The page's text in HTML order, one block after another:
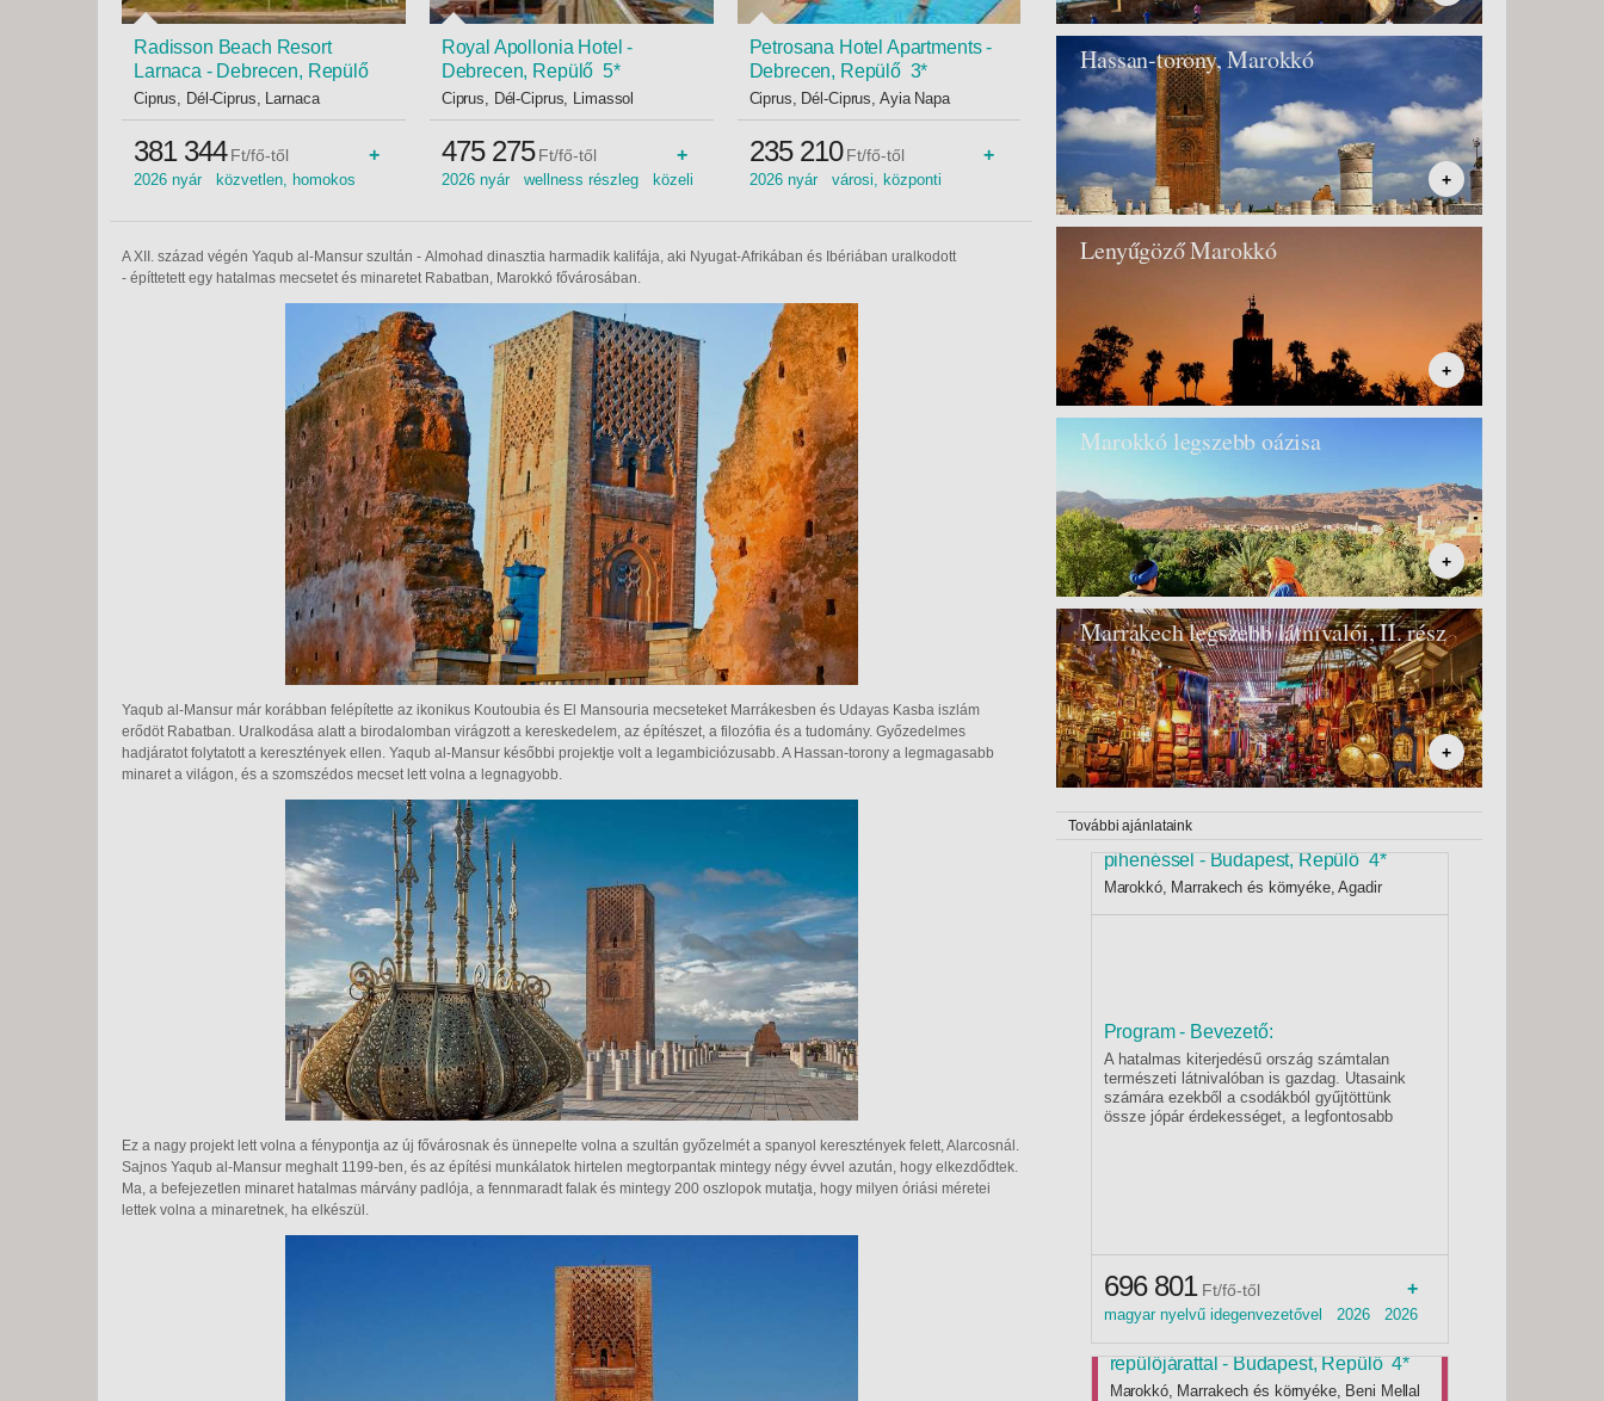
Radisson Beach Resort
Larnaca - Debrecen, Repülő
5*
Ciprus, Dél-Ciprus, Larnaca
381 344 Ft/fő-től +
2026 nyár közvetlen, homokos
Royal Apollonia Hotel -
Debrecen, Repülő 5*
Ciprus, Dél-Ciprus, Limassol
475 275 Ft/fő-től +
2026 nyár wellness részleg közeli
Petrosana Hotel Apartments -
Debrecen, Repülő 3*
Ciprus, Dél-Ciprus, Ayia Napa
235 210 Ft/fő-től +
2026 nyár városi, központi
A XII. század végén Yaqub al-Mansur szultán - Almohad dinasztia harmadik kalifája, aki Nyugat-Afrikában és Ibériában uralkodott
- építtetett egy hatalmas mecsetet és minaretet Rabatban, Marokkó fővárosában.
Yaqub al-Mansur már korábban felépítette az ikonikus Koutoubia és El Mansouria mecseteket Marrákesben és Udayas Kasba iszlám
erődöt Rabatban. Uralkodása alatt a birodalomban virágzott a kereskedelem, az építészet, a filozófia és a tudomány. Győzedelmes
hadjáratot folytatott a keresztények ellen. Yaqub al-Mansur későbbi projektje volt a legambiciózusabb. A Hassan-torony a legmagasabb
minaret a világon, és a szomszédos mecset lett volna a legnagyobb.
Ez a nagy projekt lett volna a fénypontja az új fővárosnak és ünnepelte volna a szultán győzelmét a spanyol keresztények felett, Alarcosnál.
Sajnos Yaqub al-Mansur meghalt 1199-ben, és az építési munkálatok hirtelen megtorpantak mintegy négy évvel azután, hogy elkezdődtek.
Ma, a befejezetlen minaret hatalmas márvány padlója, a fennmaradt falak és mintegy 200 oszlopok mutatja, hogy milyen óriási méretei
lettek volna a minaretnek, ha elkészül.
Hassan-torony, Marokkó
+
Lenyűgöző Marokkó
+
Marokkó legszebb oázisa
+
Marrakech legszebb látnivalói, II. rész
+
További ajánlataink
Marokkó gazdagon! - körutazás agadiri
pihenéssel - Budapest, Repülő 4*
Marokkó, Marrakech és környéke, Agadir
Program - Bevezető:
A hatalmas kiterjedésű ország számtalan
természeti látnivalóban is gazdag. Utasaink
számára ezekből a csodákból gyűjtöttünk
össze jópár érdekességet, a legfontosabb
696 801 Ft/fő-től +
magyar nyelvű idegenvezetővel 2026 2026
Last minute
repülőjárattal - Budapest, Repülő 4*
Marokkó, Marrakech és környéke, Beni Mellal